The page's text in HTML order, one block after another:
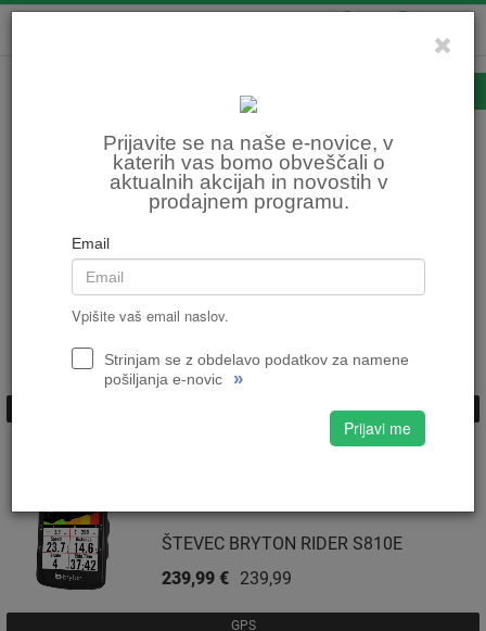
Prijavite se na naše e-novice, v
katerih vas bomo obveščali o
aktualnih akcijah in novostih v
prodajnem programu.
Email
Vpišite vaš email naslov.
Strinjam se z obdelavo podatkov za namene
pošiljanja e-novic
»
Prijavi me
Domov KOLESARSTVO Oprema za kolo Števci
Števci
ŠTEVEC BRYTON RIDER S510T S
SENZORJI HR, CAD IN SPD
258,99 €
258,99 €
GPS
ŠTEVEC BRYTON RIDER S810E
239,99 €
239,99 €